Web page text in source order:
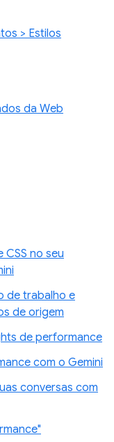
> Estilos
da Web
no seu
de trabalho e
de origem
de performance
com o Gemini
conversas com